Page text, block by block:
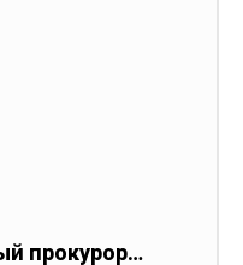
прокурор…